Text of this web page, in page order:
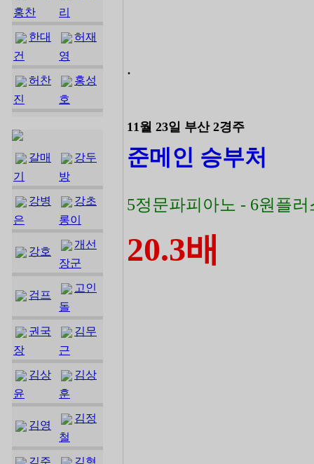
홍찬
리
한대
건
허재
영
허찬
진
홍성
호
갈매
기
강두
방
강병
은
강초
롱이
강호
개선
장군
검프
고인
돌
권국
장
김무
근
김상
윤
김상
훈
김영
김정
철
김준 김형
.
11월 23일 부산 2경주
준메인 승부처
5정문파피아노 - 6원플러
20.3배